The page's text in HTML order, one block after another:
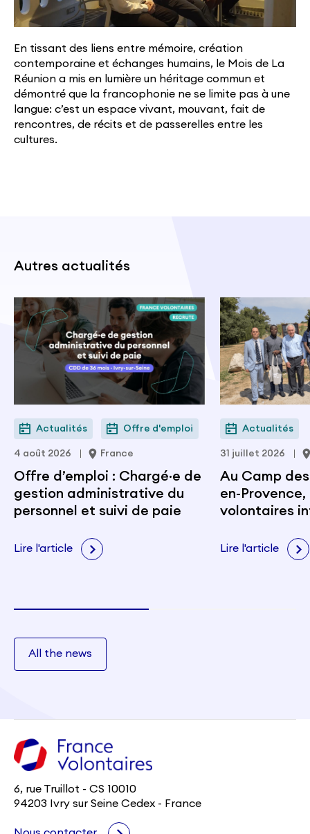
En tissant des liens entre mémoire, création
contemporaine et échanges humains, le Mois de La
Réunion a mis en lumière un héritage commun et
démontré que la francophonie ne se limite pas à une
langue: c’est un espace vivant, mouvant, fait de
rencontres, de récits et de passerelles entre les
cultures.
Autres actualités
Actualités Offre d'emploi
4 août 2026 France
Offre d’emploi : Chargé·e de
gestion administrative du
personnel et suivi de paie
Lire l'article
Actualités
31 juillet 2026
Au Camp
en-
volontaires
citoyenneté
Lire l'article
All the news
6, rue Truillot - CS 10010
94203 Ivry sur Seine Cedex - France